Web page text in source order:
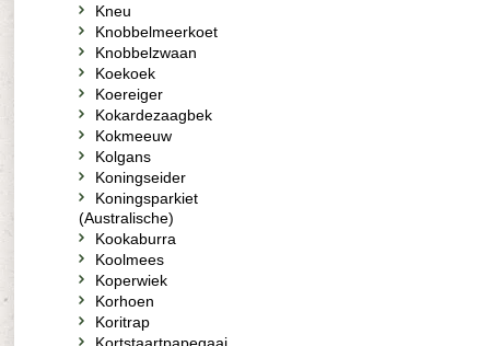
Kneu
Knobbelmeerkoet
Knobbelzwaan
Koekoek
Koereiger
Kokardezaagbek
Kokmeeuw
Kolgans
Koningseider
Koningsparkiet
(Australische)
Kookaburra
Koolmees
Koperwiek
Korhoen
Koritrap